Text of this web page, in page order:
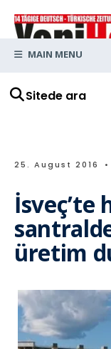
Sitede ara
MAIN MENU
25. August 2016 •
üretim